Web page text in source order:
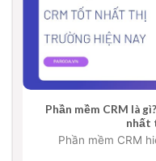
Phần mềm CRM là
nhất
Phần mềm CRM